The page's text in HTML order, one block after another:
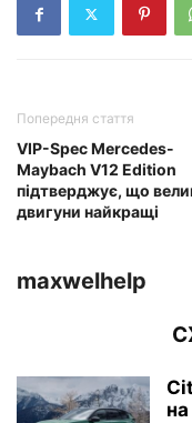
Попередня стаття
VIP-Spec Mercedes-
Maybach V12 Edition
підтверджує, що
двигуни найкращі
maxwelhelp